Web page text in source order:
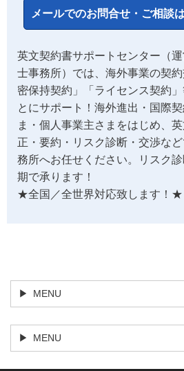
メールでのお問合せ・ご相談
英文契約書サポートセンター（
士事務所）では、海外事業の契
密保持契約」「ライセンス契約
とにサポート！海外進出・国際
ま・個人事業主さまをはじめ、
正・要約・リスク診断・交渉な
務所へお任せください。リスク
期で承ります！
★全国／全世界対応致します！★
MENU
MENU